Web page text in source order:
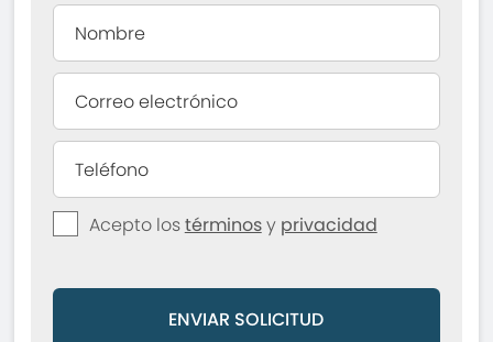
Acepto lostérminosy privacidad
ENVIAR SOLICITUD